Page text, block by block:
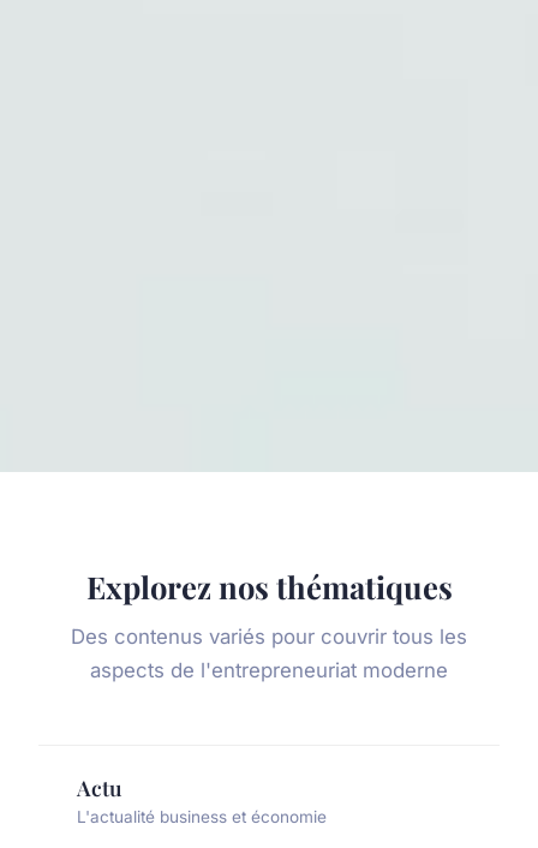
Explorez nos thématiques
Des contenus variés pour couvrir tous les
aspects de l'entrepreneuriat moderne
Actu
L'actualité business et économie